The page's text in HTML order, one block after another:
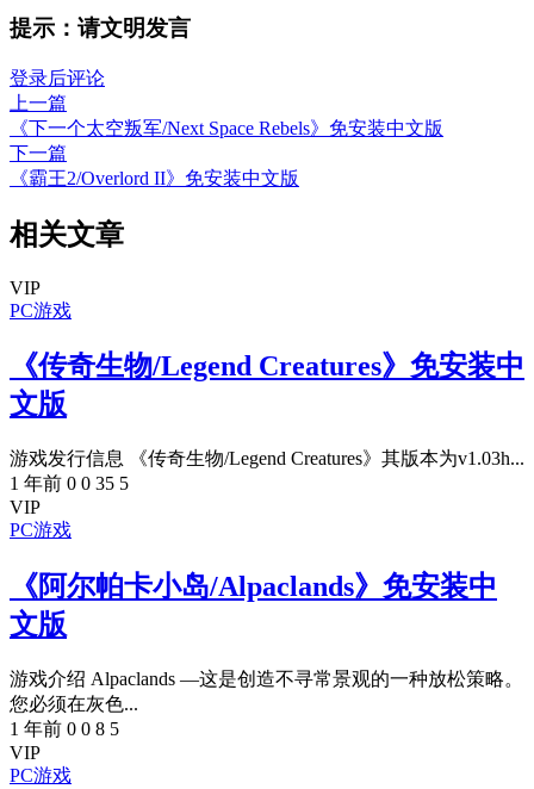
提示：请文明发言
登录后评论
上一篇
《下一个太空叛军/Next Space Rebels》免安装中文版
下一篇
《霸王2/Overlord II》免安装中文版
相关文章
VIP
PC游戏
《传奇生物/Legend Creatures》免安装中
文版
游戏发行信息 《传奇生物/Legend Creatures》其版本为v1.03h...
1 年前 0 0 35 5
VIP
PC游戏
《阿尔帕卡小岛/Alpaclands》免安装中
文版
游戏介绍 Alpaclands —这是创造不寻常景观的一种放松策略。
您必须在灰色...
1 年前 0 0 8 5
VIP
PC游戏